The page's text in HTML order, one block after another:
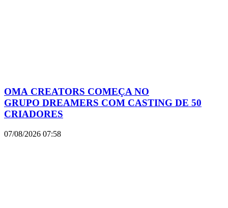
OMA CREATORS COMEÇA NO
GRUPO DREAMERS COM CASTING DE 50
CRIADORES
07/08/2026 07:58